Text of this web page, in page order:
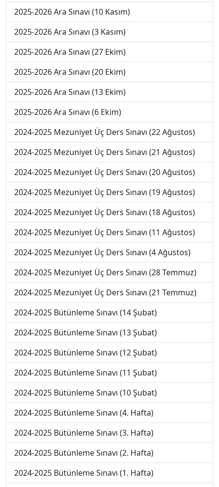
2025-2026 Ara Sınavı (10 Kasım)
2025-2026 Ara Sınavı (3 Kasım)
2025-2026 Ara Sınavı (27 Ekim)
2025-2026 Ara Sınavı (20 Ekim)
2025-2026 Ara Sınavı (13 Ekim)
2025-2026 Ara Sınavı (6 Ekim)
2024-2025 Mezuniyet Üç Ders Sınavı (22 Ağustos)
2024-2025 Mezuniyet Üç Ders Sınavı (21 Ağustos)
2024-2025 Mezuniyet Üç Ders Sınavı (20 Ağustos)
2024-2025 Mezuniyet Üç Ders Sınavı (19 Ağustos)
2024-2025 Mezuniyet Üç Ders Sınavı (18 Ağustos)
2024-2025 Mezuniyet Üç Ders Sınavı (11 Ağustos)
2024-2025 Mezuniyet Üç Ders Sınavı (4 Ağustos)
2024-2025 Mezuniyet Üç Ders Sınavı (28 Temmuz)
2024-2025 Mezuniyet Üç Ders Sınavı (21 Temmuz)
2024-2025 Bütünleme Sınavı (14 Şubat)
2024-2025 Bütünleme Sınavı (13 Şubat)
2024-2025 Bütünleme Sınavı (12 Şubat)
2024-2025 Bütünleme Sınavı (11 Şubat)
2024-2025 Bütünleme Sınavı (10 Şubat)
2024-2025 Bütünleme Sınavı (4. Hafta)
2024-2025 Bütünleme Sınavı (3. Hafta)
2024-2025 Bütünleme Sınavı (2. Hafta)
2024-2025 Bütünleme Sınavı (1. Hafta)